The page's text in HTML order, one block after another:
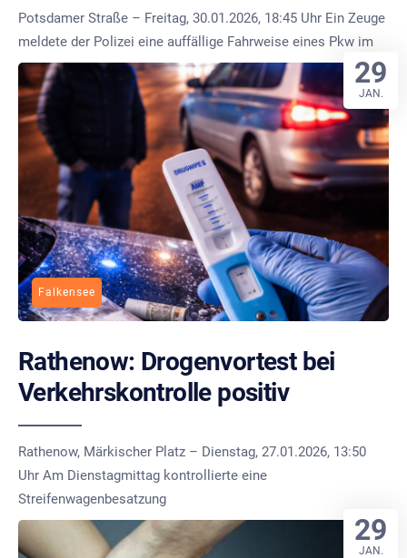
Potsdamer Straße – Freitag, 30.01.2026, 18:45 Uhr Ein Zeuge
meldete der Polizei eine auffällige Fahrweise eines Pkw im
Falkensee
Rathenow: Drogenvortest bei
Verkehrskontrolle positiv
Rathenow, Märkischer Platz – Dienstag, 27.01.2026, 13:50
Uhr Am Dienstagmittag kontrollierte eine
Streifenwagenbesatzung
29
JAN.
29
JAN.